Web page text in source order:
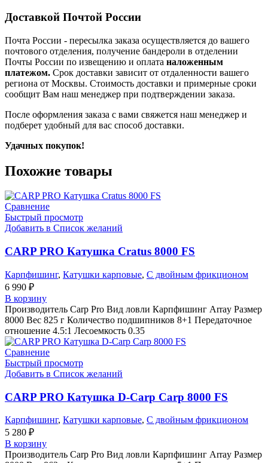
Доставкой Почтой России
Почта России - пересылка заказа осуществляется до вашего
почтового отделения, получение бандероли в отделении
Почты России по извещению и оплата наложенным
платежом. Срок доставки зависит от отдаленности вашего
региона от Москвы. Стоимость доставки и примерные сроки
сообщит Вам наш менеджер при подтверждении заказа.
После оформления заказа с вами свяжется наш менеджер и
подберет удобный для вас способ доставки.
Удачных покупок!
Похожие товары
Сравнение
Быстрый просмотр
Добавить в Список желаний
CARP PRO Катушкa Cratus 8000 FS
Карпфишинг, Катушки карповые, С двойным фрикционом
6 990 ₽
В корзину
Производитель Carp Pro Вид ловли Карпфишинг Array Размер
8000 Вес 825 г Количество подшипников 8+1 Передаточное
отношение 4.5:1 Лесоемкость 0.35
Сравнение
Быстрый просмотр
Добавить в Список желаний
CARP PRO Катушкa D-Carp Carp 8000 FS
Карпфишинг, Катушки карповые, С двойным фрикционом
5 280 ₽
В корзину
Производитель Carp Pro Вид ловли Карпфишинг Array Размер